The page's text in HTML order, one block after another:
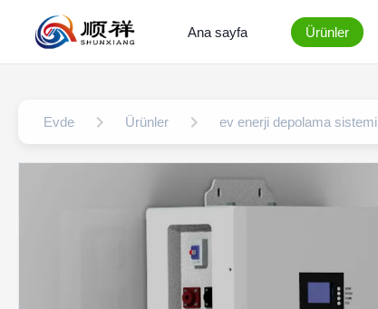
Ana sayfa Ürünler
Evde Ürünler ev enerji depolama sistemi